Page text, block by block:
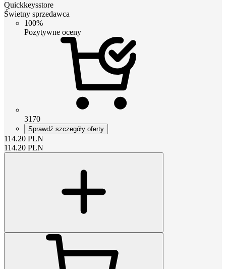
Quickkeysstore
Świetny sprzedawca
100%
Pozytywne oceny
3170
Sprawdź szczegóły oferty
114.20 PLN
114.20 PLN